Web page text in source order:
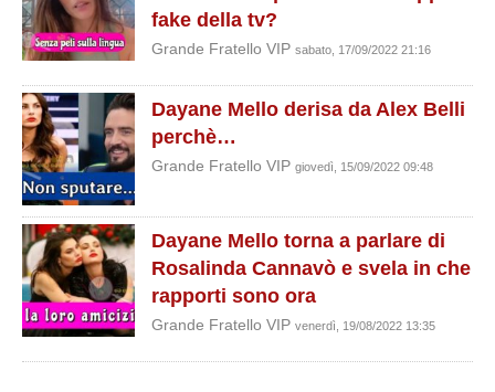
fake della tv?
Grande Fratello VIP sabato, 17/09/2022 21:16
Dayane Mello derisa da Alex Belli
perchè…
Grande Fratello VIP giovedì, 15/09/2022 09:48
Dayane Mello torna a parlare di
Rosalinda Cannavò e svela in che
rapporti sono ora
Grande Fratello VIP venerdì, 19/08/2022 13:35